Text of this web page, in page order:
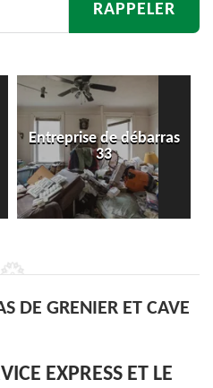
Débarras
d'appartement 33
DE GRENIER ET CAVE
EXPRESS ET LE